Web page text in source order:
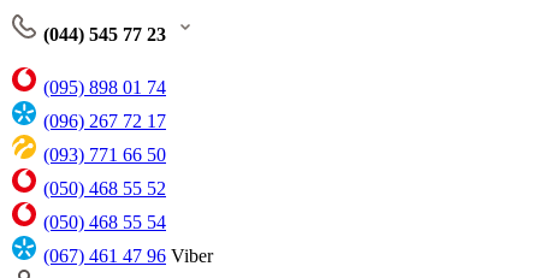
(044) 545 77 23
(095) 898 01 74
(096) 267 72 17
(093) 771 66 50
(050) 468 55 52
(050) 468 55 54
(067) 461 47 96 Viber